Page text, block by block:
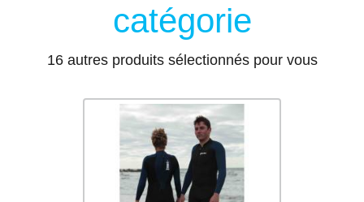
catégorie
16 autres produits sélectionnés pour vous